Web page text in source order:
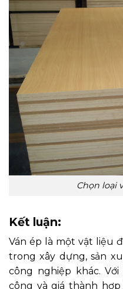
Chọn loại
Kết luận:
Ván ép là một vật liệu
trong xây dựng, sản
công nghiệp khác.
công và giá thành